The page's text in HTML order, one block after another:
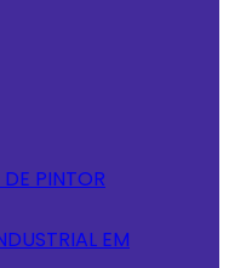
PINTOR
EM